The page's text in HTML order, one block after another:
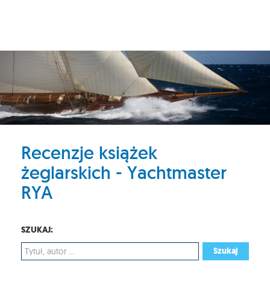
Recenzje książek
żeglarskich - Yachtmaster
RYA
SZUKAJ:
Szukaj